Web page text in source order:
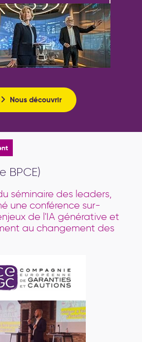
Nous découvrir
BPCE)
séminaire des leaders,
une conférence sur-
de l'IA générative et
au changement des